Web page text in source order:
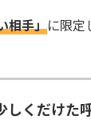
相手」に限定
しくだけた